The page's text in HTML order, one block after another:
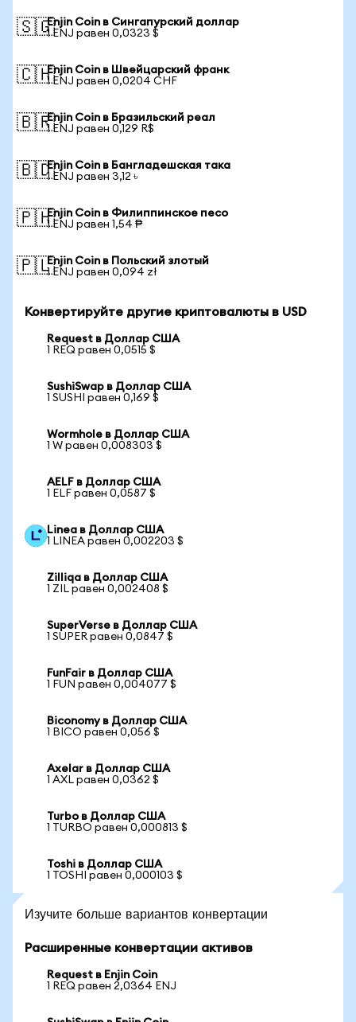
🇸🇬Enjin Coin в Сингапурский доллар
1 ENJ равен 0,0323 $
🇨🇭Enjin Coin в Швейцарский франк
1 ENJ равен 0,0204 CHF
🇧🇷Enjin Coin в Бразильский реал
1 ENJ равен 0,129 R$
🇧🇩Enjin Coin в Бангладешская така
1 ENJ равен 3,12 ৳
🇵🇭Enjin Coin в Филиппинское песо
1 ENJ равен 1,54 ₱
🇵🇱Enjin Coin в Польский злотый
1 ENJ равен 0,094 zł
Конвертируйте другие криптовалюты в USD
Request в Доллар США
1 REQ равен 0,0515 $
SushiSwap в Доллар США
1 SUSHI равен 0,169 $
Wormhole в Доллар США
1 W равен 0,008303 $
AELF в Доллар США
1 ELF равен 0,0587 $
Linea в Доллар США
1 LINEA равен 0,002203 $
Zilliqa в Доллар США
1 ZIL равен 0,002408 $
SuperVerse в Доллар США
1 SUPER равен 0,0847 $
FunFair в Доллар США
1 FUN равен 0,004077 $
Biconomy в Доллар США
1 BICO равен 0,056 $
Axelar в Доллар США
1 AXL равен 0,0362 $
Turbo в Доллар США
1 TURBO равен 0,000813 $
Toshi в Доллар США
1 TOSHI равен 0,000103 $
Изучите больше вариантов конвертации
Расширенные конвертации активов
Request в Enjin Coin
1 REQ равен 2,0364 ENJ